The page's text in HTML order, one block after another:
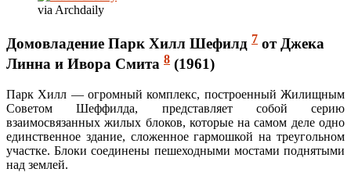
via Archdaily
Домовладение Парк Хилл Шефилд 7 от Джека
Линна и Ивора Смита 8 (1961)
Парк Хилл — огромный комплекс, построенный Жилищным
Советом Шеффилда, представляет собой серию
взаимосвязанных жилых блоков, которые на самом деле одно
единственное здание, сложенное гармошкой на треугольном
участке. Блоки соединены пешеходными мостами поднятыми
над землей.